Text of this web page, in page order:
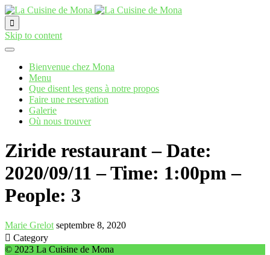

Skip to content
Bienvenue chez Mona
Menu
Que disent les gens à notre propos
Faire une reservation
Galerie
Où nous trouver
Ziride restaurant – Date:
2020/09/11 – Time: 1:00pm –
People: 3
Marie Grelot septembre 8, 2020
 Category
© 2023 La Cuisine de Mona